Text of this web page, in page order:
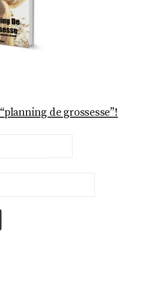
“planning de grossesse”!